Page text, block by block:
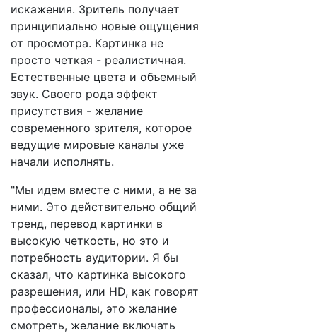
искажения. Зритель получает
принципиально новые ощущения
от просмотра. Картинка не
просто четкая - реалистичная.
Естественные цвета и объемный
звук. Своего рода эффект
присутствия - желание
современного зрителя, которое
ведущие мировые каналы уже
начали исполнять.
"Мы идем вместе с ними, а не за
ними. Это действительно общий
тренд, перевод картинки в
высокую четкость, но это и
потребность аудитории. Я бы
сказал, что картинка высокого
разрешения, или HD, как говорят
профессионалы, это желание
смотреть, желание включать